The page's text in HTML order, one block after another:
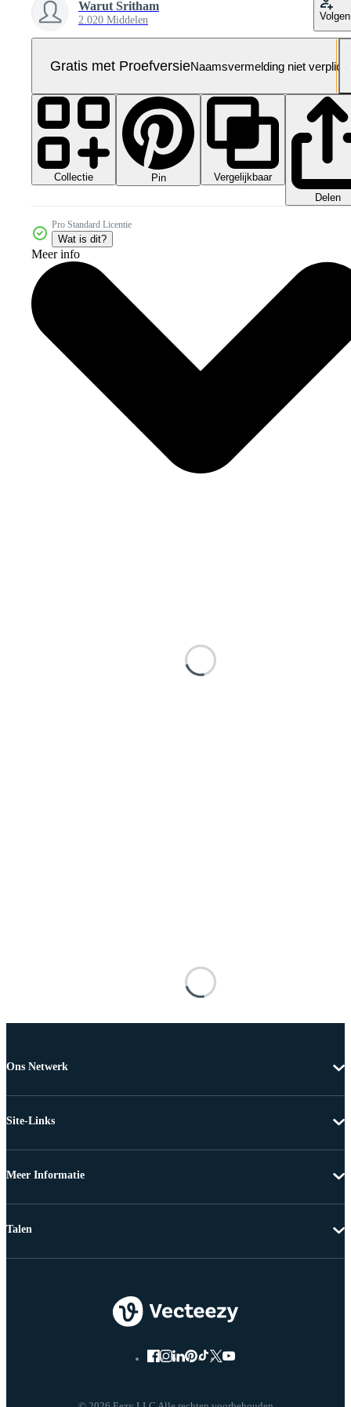
Warut Sritham
2.020 Middelen Volgen
Gratis met ProefversieNaamsvermelding niet verplicht
Collectie Pin
Vergelijkbaar
Delen
Pro Standard Licentie
Wat is dit?
Meer info
Ons Netwerk
Site-Links
Meer Informatie
Talen